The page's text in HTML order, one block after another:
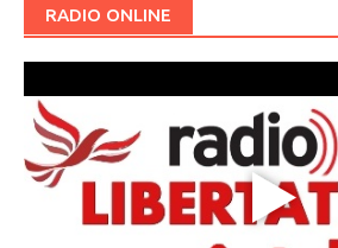
RADIO ONLINE